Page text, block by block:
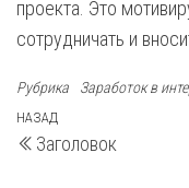
проекта. Это
сотрудничать и
Рубрика Заработок в
Навигация
по
Предыдущая
запись
НАЗАД
Заголовок